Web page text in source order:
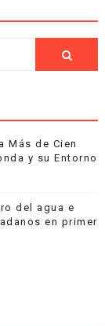
Más de Cien
y su Entorno
del agua e
en primer